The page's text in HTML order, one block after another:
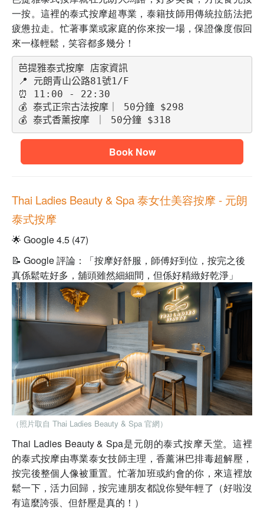
一按。這裡的泰式按摩超專業，泰籍技師用傳統拉筋法把
疲憊拉走。忙著事業或家庭的你來按一場，保證像度假回
來一樣輕鬆，笑容都多幾分！
芭提雅泰式按摩 店家資訊
📍 元朗青山公路81號1/F
⏰ 11:00 - 22:30
💰 泰式正宗古法按摩｜ 50分鐘 $298
💰 泰式香薰按摩 ｜ 50分鐘 $318
Book Now
Thai Ladies Beauty & Spa 泰女仕美容按摩 - 元朗
泰式按摩
🌟 Google 4.5 (47)
📝 Google 評論：「按摩好舒服，師傅好到位，按完之後
真係鬆咗好多，舖頭雖然細細間，但係好精緻好乾淨」
（照片取自 Thai Ladies Beauty & Spa 官網）
Thai Ladies Beauty & Spa是元朗的泰式按摩天堂。這裡
的泰式按摩由專業泰女技師主理，香薰淋巴排毒超解壓，
按完後整個人像被重置。忙著加班或約會的你，來這裡放
鬆一下，活力回歸，按完連朋友都說你變年輕了（好啦沒
有這麼誇張、但舒壓是真的！）